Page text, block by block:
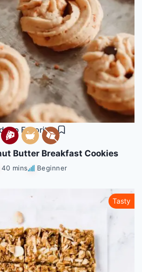
to Favorites
Butter Breakfast Cookies
40 mins Beginner
Tasty